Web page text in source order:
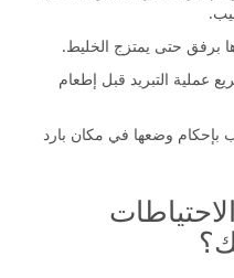
برفق حتى يمتزج الخليط.
عملية التبريد قبل إطعام
بإحكام وضعها في مكان بارد